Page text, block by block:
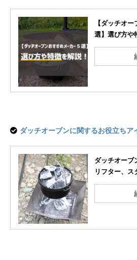
【ダッチオ
選】選び方や
ダッチオーブンに関するお役立ちア
ダッチオーブ
リフター、